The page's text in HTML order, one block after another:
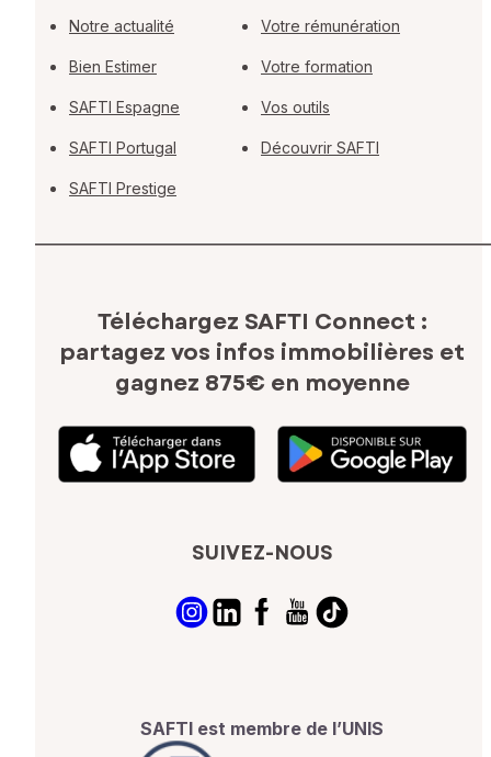
Notre actualité
Bien Estimer
SAFTI Espagne
SAFTI Portugal
SAFTI Prestige
Votre rémunération
Votre formation
Vos outils
Découvrir SAFTI
Téléchargez SAFTI Connect :
partagez vos infos immobilières et
gagnez 875€ en moyenne
SUIVEZ-NOUS
SAFTI est membre de l’UNIS